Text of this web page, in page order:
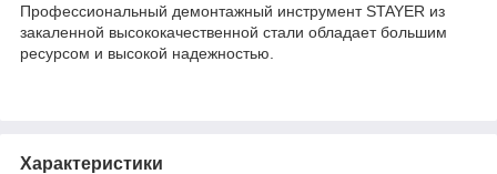
Профессиональный демонтажный инструмент STAYER из
закаленной высококачественной стали обладает большим
ресурсом и высокой надежностью.
Характеристики